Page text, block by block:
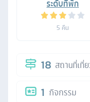
ระดับที่พัก
5 คืน
18 สถานที่เที่
1 กิจกรรม